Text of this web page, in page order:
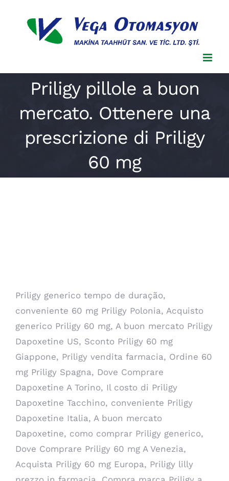
Priligy pillole a buon
mercato. Ottenere una
prescrizione di Priligy
60 mg
Priligy generico tempo de duração,
conveniente 60 mg Priligy Polonia, Acquisto
generico Priligy 60 mg, A buon mercato Priligy
Dapoxetine US, Sconto Priligy 60 mg
Giappone, Priligy vendita farmacia, Ordine 60
mg Priligy Spagna, Dove Comprare
Dapoxetine A Torino, Il costo di Priligy
Dapoxetine Tacchino, conveniente Priligy
Dapoxetine Italia, A buon mercato
Dapoxetine, como comprar Priligy generico,
Dove Comprare Priligy 60 mg A Venezia,
Acquista Priligy 60 mg Europa, Priligy lilly